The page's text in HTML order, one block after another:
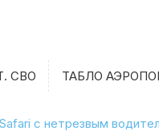
СВО ТАБЛО
с нетрезвым